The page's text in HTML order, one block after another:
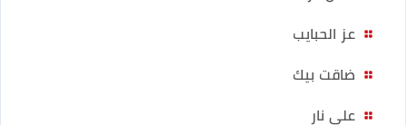
عز الحبايب
ضاقت بيك
على نار